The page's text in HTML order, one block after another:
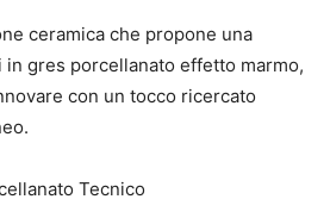
ceramica che propone una
gres porcellanato effetto marmo,
con un tocco ricercato
Tecnico